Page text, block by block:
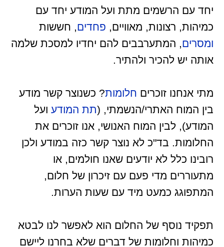
יחד עם הרשמים מתת ועל המודע יחד עם
כמיהות, רצונות, מאוויים, פחדים, חששות
ומסרים, המתערבבים להם יחדיו למסכת שלמה
אותה יש להכיר ולהתיר.
מתי אנחנו זוכרים חלומות? כשנוצר קשר מודע
בין המוח האתרי/הנשמתי, (תת המודעועל
המודע), לבין המוח האנושי, אנו זוכרים את
החלומות. בד"כ לא נוצר קשר כזה במודע ולכן
רובינו כלל לא יודעים שאנו חולמים, או
מתעוררים מדי פעם עם זיכרון של חלום,
המתפוגג כמעט מיד עם שעות הערות.
תפקיד נוסף של החלום הוא לאפשר לנו לבטא
כמיהות וחלומות של דברים שלא בחרנו ליישם